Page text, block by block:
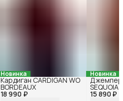
Новинка
18 990 ₽
Кардиган CARDIGAN WO
BORDEAUX
Новинка
15 890 ₽
Джемпер
SEQUOIA